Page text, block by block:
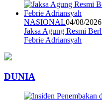
NASIONAL04/08/2026
Jaksa Agung Resmi
Febrie Adriansyah
DUNIA